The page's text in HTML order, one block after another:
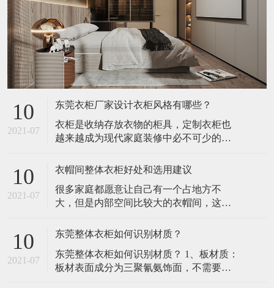
10
2021-07
东莞衣柜厂家设计衣柜风格有哪些？
衣柜是收纳存放衣物的柜具，定制衣柜也
越来越成为现代家庭装修中必不可少的重
可量身订做，而且环保、时尚、专业等特
点，将注定成为今后几年内家庭衣柜的消
费热点。​1、凹位空间——入墙式衣柜入墙
式衣柜，大大增强空间的使用面积，不但
潮、美观实
10
2021-07
衣帽间整体衣柜好处和选用建议
很多家庭都愿意让自己有一个占地方不
大，但是内部空间比较大的衣帽间，这样
衣服都装的下。 同时也是为了装修的美
作为自己的首要选择，因为这样的衣柜不
仅是为了装衣服，其实也是户主的面子。
10
2021-07
东莞整体衣柜如何识别材质？
​东莞整体衣柜如何识别材质？ 1、板材质：
板材表面成分为三聚氰氨饰面，不需要油